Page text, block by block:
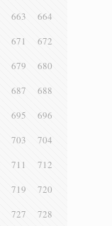
663
664
671
672
679
680
687
688
695
696
703
704
711
712
719
720
727
728